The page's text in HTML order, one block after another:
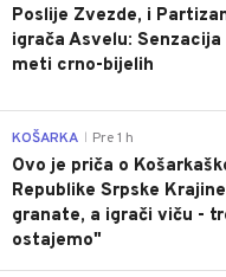
Poslije Zvezde, i
igrača Asvelu: Senzacija
meti crno-bijelih
KOŠARKA Pre 1 h
Ovo je priča o
Republike Srpske
granate, a igrači viču -
ostajemo"